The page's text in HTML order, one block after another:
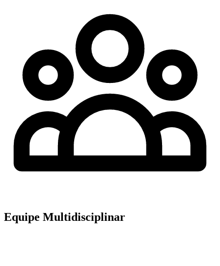
Equipe Multidisciplinar